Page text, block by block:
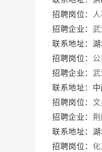
招聘岗位：
招聘企业：
联系地址：
招聘岗位：
招聘企业：
联系地址：
招聘岗位： 文
招聘企业：
联系地址：
招聘岗位：